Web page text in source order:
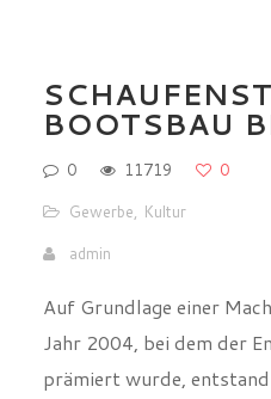
BOOTSBAU
0 11719
0
Gewerbe, Kultur
admin
Auf Grundlage einer
Jahr 2004, bei dem der
prämiert wurde,